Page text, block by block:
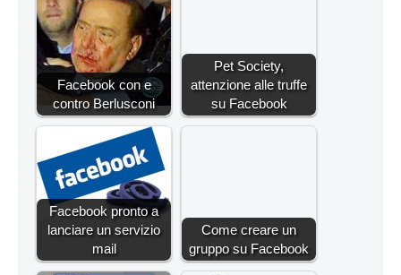
Facebook con e
contro Berlusconi
Pet Society,
attenzione alle truffe
su Facebook
Facebook pronto a
lanciare un servizio
mail
Come creare un
gruppo su Facebook